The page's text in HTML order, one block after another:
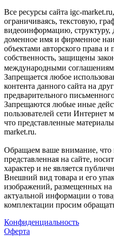
Все ресурсы сайта igc-
ограничиваясь, текстовую,
видеоинформацию, структуру,
доменное имя и фирменное
объектами авторского права и
собственность, защищены
международными
Запрещается любое
контента данного сайта на
предварительного
Запрещаются любые иные
пользователей сети Интернет
что представленные
market.ru.
Обращаем ваше внимание, что
представленная на сайте,
характер и не является
Внешний вид товара и его
изображений, размещенных на
актуальной информации о
комплектации просим
Конфиденциальность
Оферта